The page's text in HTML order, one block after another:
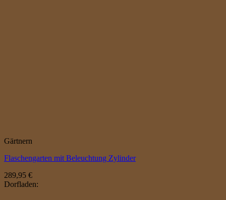
Gärtnern
Flaschengarten mit Beleuchtung Zylinder
289,95 €
Dorfladen: